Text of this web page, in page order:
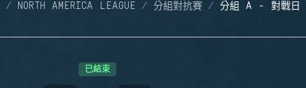
NORTH AMERICA LEAGUE 分組對抗賽 分組 A - 對戰日
已結束